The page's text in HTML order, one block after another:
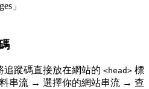
」
追蹤碼直接放在網站的 <head> 標
串流 → 選擇你的網站串流 → 查